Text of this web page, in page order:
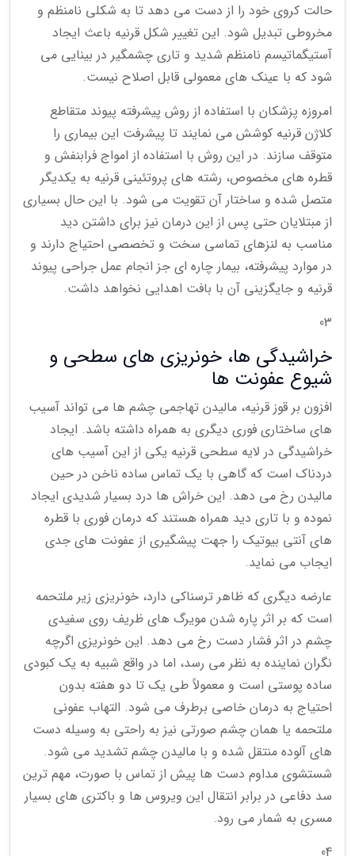
حالت کروی خود را از دست می دهد تا به شکلی نامنظم و
مخروطی تبدیل شود. این تغییر شکل قرنیه باعث ایجاد
آستیگماتیسم نامنظم شدید و تاری چشمگیر در بینایی می
شود که با عینک های معمولی قابل اصلاح نیست.
امروزه پزشکان با استفاده از روش پیشرفته پیوند متقاطع
کلاژن قرنیه کوشش می نمایند تا پیشرفت این بیماری را
متوقف سازند. در این روش با استفاده از امواج فرابنفش و
قطره های مخصوص، رشته های پروتئینی قرنیه به یکدیگر
متصل شده و ساختار آن تقویت می شود. با این حال بسیاری
از مبتلایان حتی پس از این درمان نیز برای داشتن دید
مناسب به لنزهای تماسی سخت و تخصصی احتیاج دارند و
در موارد پیشرفته، بیمار چاره ای جز انجام عمل جراحی پیوند
قرنیه و جایگزینی آن با بافت اهدایی نخواهد داشت.
03
خراشیدگی ها، خونریزی های سطحی و
شیوع عفونت ها
افزون بر قوز قرنیه، مالیدن تهاجمی چشم ها می تواند آسیب
های ساختاری فوری دیگری به همراه داشته باشد. ایجاد
خراشیدگی در لایه سطحی قرنیه یکی از این آسیب های
دردناک است که گاهی با یک تماس ساده ناخن در حین
مالیدن رخ می دهد. این خراش ها درد بسیار شدیدی ایجاد
نموده و با تاری دید همراه هستند که درمان فوری با قطره
های آنتی بیوتیک را جهت پیشگیری از عفونت های جدی
ایجاب می نماید.
عارضه دیگری که ظاهر ترسناکی دارد، خونریزی زیر ملتحمه
است که بر اثر پاره شدن مویرگ های ظریف روی سفیدی
چشم در اثر فشار دست رخ می دهد. این خونریزی اگرچه
نگران نماینده به نظر می رسد، اما در واقع شبیه به یک کبودی
ساده پوستی است و معمولاً طی یک تا دو هفته بدون
احتیاج به درمان خاصی برطرف می شود. التهاب عفونی
ملتحمه یا همان چشم صورتی نیز به راحتی به وسیله دست
های آلوده منتقل شده و با مالیدن چشم تشدید می شود.
شستشوی مداوم دست ها پیش از تماس با صورت، مهم ترین
سد دفاعی در برابر انتقال این ویروس ها و باکتری های بسیار
مسری به شمار می رود.